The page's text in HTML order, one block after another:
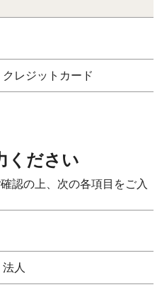
クレジットカード
ください
認の上、次の各項目をご入
法人